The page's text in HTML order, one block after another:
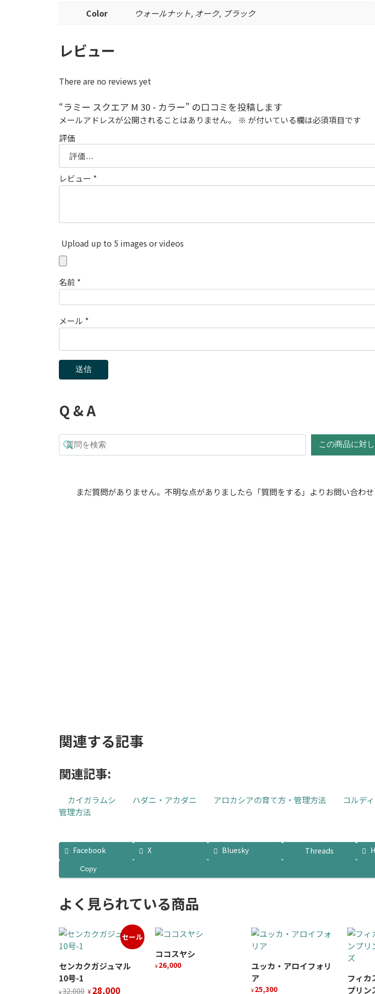
Color
ウォールナット, オーク, ブラック
レビュー
There are no reviews yet
“ラミー スクエア M 30 - カラー” の口コミを投稿します
メールアドレスが公開されることはありません。 ※ が付いている欄は必須項目です
評価
レビュー *
Upload up to 5 images or videos
名前 *
メール *
Q & A
この商品に対
まだ質問がありません。不明な点がありましたら「質問をする」よりお問い合わせ
関連する記事
関連記事:
カイガラムシ ハダニ・アカダニ アロカシアの育て方・管理方法
コルデ
管理方法
Facebook X Bluesky Threads
Copy
よく見られている商品
セール
センカクガジュマル
10号-1
¥32,000 元
¥28,000現
ココスヤシ
¥ 26,000
ユッカ・アロイフォリ
ア
¥ 25,300
フィカ
プリン